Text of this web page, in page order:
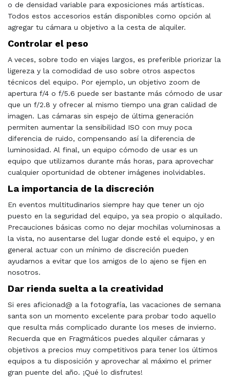
o de densidad variable para exposiciones más artísticas.
Todos estos accesorios están disponibles como opción al
agregar tu cámara u objetivo a la cesta de alquiler.
Controlar el peso
A veces, sobre todo en viajes largos, es preferible priorizar la
ligereza y la comodidad de uso sobre otros aspectos
técnicos del equipo. Por ejemplo, un objetivo zoom de
apertura f/4 o f/5.6 puede ser bastante más cómodo de usar
que un f/2.8 y ofrecer al mismo tiempo una gran calidad de
imagen. Las cámaras sin espejo de última generación
permiten aumentar la sensibilidad ISO con muy poca
diferencia de ruido, compensando así la diferencia de
luminosidad. Al final, un equipo cómodo de usar es un
equipo que utilizamos durante más horas, para aprovechar
cualquier oportunidad de obtener imágenes inolvidables.
La importancia de la discreción
En eventos multitudinarios siempre hay que tener un ojo
puesto en la seguridad del equipo, ya sea propio o alquilado.
Precauciones básicas como no dejar mochilas voluminosas a
la vista, no ausentarse del lugar donde esté el equipo, y en
general actuar con un mínimo de discreción pueden
ayudarnos a evitar que los amigos de lo ajeno se fijen en
nosotros.
Dar rienda suelta a la creatividad
Si eres aficionad@ a la fotografía, las vacaciones de semana
santa son un momento excelente para probar todo aquello
que resulta más complicado durante los meses de invierno.
Recuerda que en Fragmáticos puedes alquiler cámaras y
objetivos a precios muy competitivos para tener los últimos
equipos a tu disposición y aprovechar al máximo el primer
gran puente del año. ¡Qué lo disfrutes!